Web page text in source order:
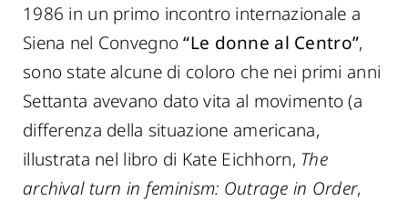
1986 in un primo incontro internazionale a
Siena nel Convegno“Le donne al Centro”,
sono state alcune di coloro che nei primi anni
Settanta avevano dato vita al movimento (a
differenza della situazione americana,
illustrata nel libro di Kate Eichhorn, The
archival turn in feminism: Outrage in Order,